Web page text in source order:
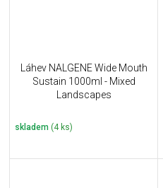
Láhev NALGENE Wide Mouth
Sustain 1000ml - Mixed
Landscapes
skladem (4 ks)